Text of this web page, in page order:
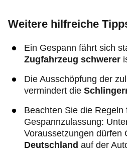
Weitere hilfreiche
Ein Gespann fährt sich
Zugfahrzeug schwerer
Die Ausschöpfung der
vermindert die
Beachten Sie die Regeln
Gespannzulassung:
Voraussetzungen dürfen
Deutschland auf der